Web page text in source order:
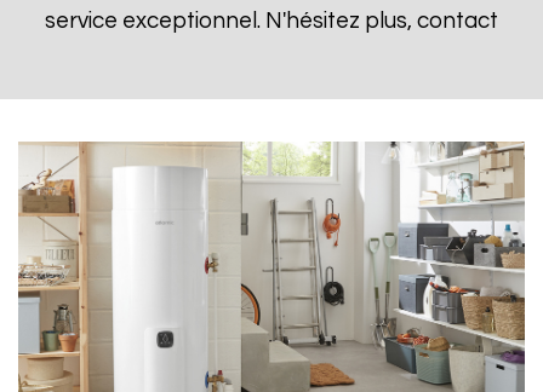
service exceptionnel. N'hésitez plus, contact